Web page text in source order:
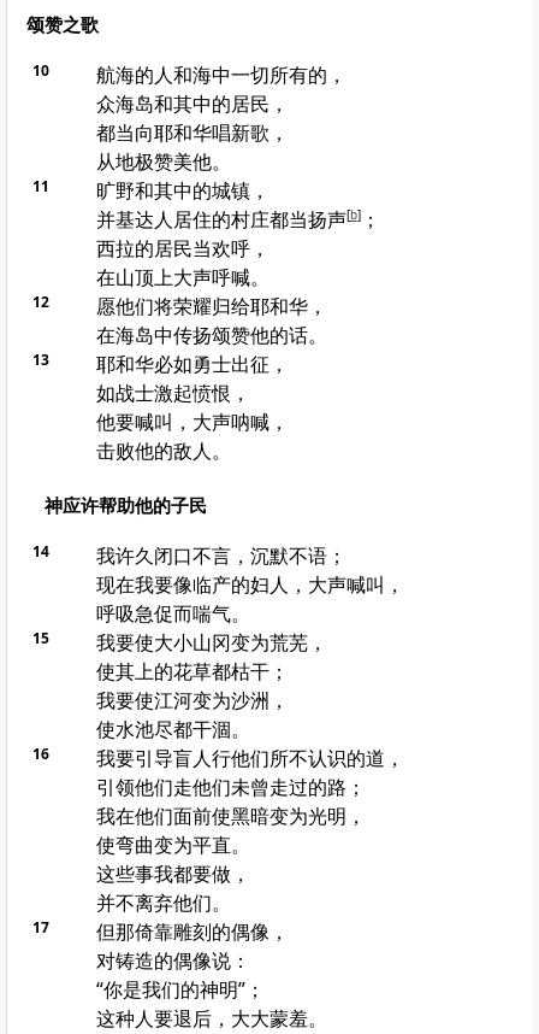
颂赞之歌
10
航海的人和海中一切所有的，
众海岛和其中的居民，
都当向耶和华唱新歌，
从地极赞美他。
11
旷野和其中的城镇，
并基达人居住的村庄都当扬声[b]；
西拉的居民当欢呼，
在山顶上大声呼喊。
12
愿他们将荣耀归给耶和华，
在海岛中传扬颂赞他的话。
13
耶和华必如勇士出征，
如战士激起愤恨，
他要喊叫，大声呐喊，
击败他的敌人。
神应许帮助他的子民
14
我许久闭口不言，沉默不语；
现在我要像临产的妇人，大声喊叫，
呼吸急促而喘气。
15
我要使大小山冈变为荒芜，
使其上的花草都枯干；
我要使江河变为沙洲，
使水池尽都干涸。
16
我要引导盲人行他们所不认识的道，
引领他们走他们未曾走过的路；
我在他们面前使黑暗变为光明，
使弯曲变为平直。
这些事我都要做，
并不离弃他们。
17
但那倚靠雕刻的偶像，
对铸造的偶像说：
“你是我们的神明”；
这种人要退后，大大蒙羞。